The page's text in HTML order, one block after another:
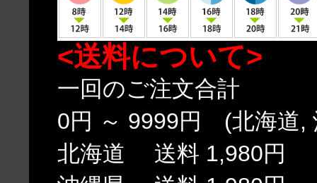
<送料について>
一回のご注文合計
0円 ～ 9999円 (北海道,
北海道 送料 1,980円